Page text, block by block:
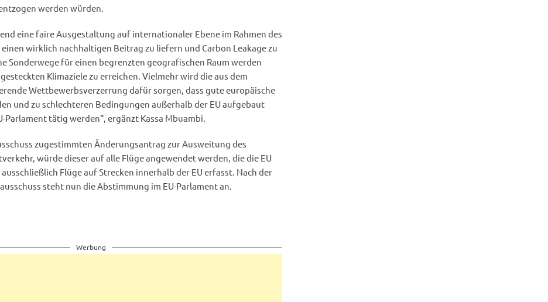
werden würden.
eine faire Ausgestaltung auf internationaler Ebene im Rahmen des
einen wirklich nachhaltigen Beitrag zu liefern und Carbon Leakage zu
Sonderwege für einen begrenzten geografischen Raum werden
Klimaziele zu erreichen. Vielmehr wird die aus dem
Wettbewerbsverzerrung dafür sorgen, dass gute europäische
und zu schlechteren Bedingungen außerhalb der EU aufgebaut
Parlament tätig werden“, ergänzt Kassa Mbuambi.
zugestimmten Änderungsantrag zur Ausweitung des
würde dieser auf alle Flüge angewendet werden, die die EU
Flüge auf Strecken innerhalb der EU erfasst. Nach der
steht nun die Abstimmung im EU-Parlament an.
Werbung